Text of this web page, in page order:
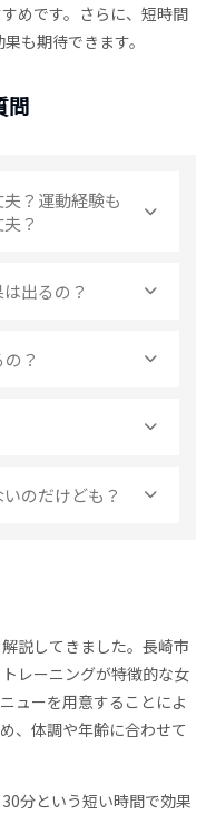
めです。さらに、短時間
も期待できます。
問
？運動経験も
？
出るの？
？
のだけども？
説してきました。長崎市
レーニングが特徴的な女
ューを用意することによ
、体調や年齢に合わせて
分という短い時間で効果